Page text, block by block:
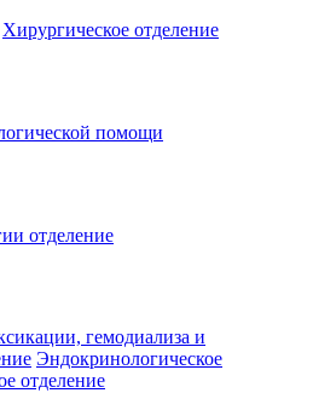
Хирургическое отделение
помощи
отделение
гемодиализа и
Эндокринологическое
отделение